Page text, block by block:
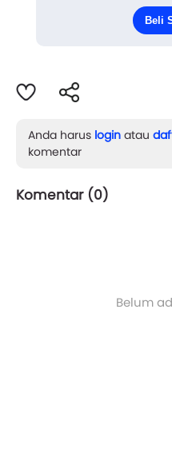
murah senyum, dan
Beli
Anda harus login atau
komentar
Komentar (0)
Belum